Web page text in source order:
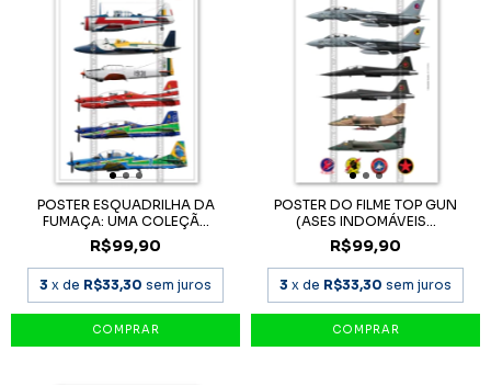
POSTER ESQUADRILHA DA
FUMAÇA: UMA COLEÇÃ...
R$99,90
3 x de R$33,30 sem juros
POSTER DO FILME TOP GUN
(ASES INDOMÁVEIS...
R$99,90
3 x de R$33,30 sem juros